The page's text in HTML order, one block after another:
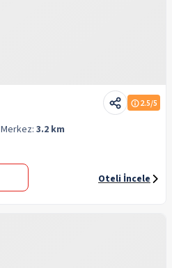
2.5/5
Merkez: 3.2 km
Oteli İncele